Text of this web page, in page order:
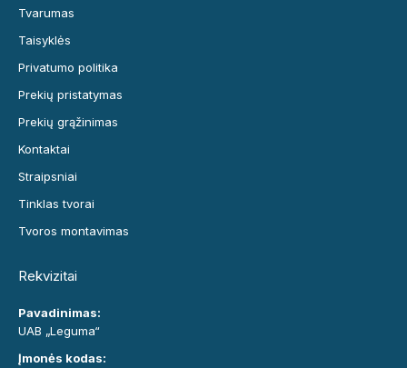
Tvarumas
Taisyklės
Privatumo politika
Prekių pristatymas
Prekių grąžinimas
Kontaktai
Straipsniai
Tinklas tvorai
Tvoros montavimas
Rekvizitai
Pavadinimas:
UAB „Leguma“
Įmonės kodas: